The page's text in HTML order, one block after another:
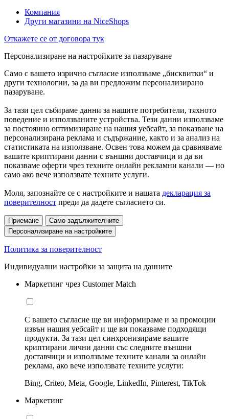
Компания
Други магазини на NiceShops
Откажете се от договора тук
Персонализиране на настройките за пазаруване
Само с вашето изрично съгласие използваме „бисквитки“ и
други технологии, за да ви предложим персонализирано
пазаруване.
За тази цел събираме данни за нашите потребители, тяхното
поведение и използваните устройства. Тези данни използваме
за постоянно оптимизиране на нашия уебсайт, за показване на
персонализирана реклама и съдържание, както и за анализ на
статистиката на използване. Освен това можем да сравняваме
вашите криптирани данни с външни доставчици и да ви
показваме оферти чрез техните онлайн рекламни канали — но
само ако вече използвате техните услуги.
Моля, запознайте се с настройките и нашата декларация за
поверителност преди да дадете съгласието си.
Приемане
Само задължителните
Персонализиране на настройките
Политика за поверителност
Индивидуални настройки за защита на данните
Маркетинг чрез Customer Match
С вашето съгласие ще ви информираме и за промоции
извън нашия уебсайт и ще ви показваме подходящи
продукти. За тази цел синхронизираме вашите
криптирани лични данни със следните външни
доставчици и използваме техните канали за онлайн
реклама, ако вече използвате техните услуги:
Bing, Criteo, Meta, Google, LinkedIn, Pinterest, TikTok
Маркетинг